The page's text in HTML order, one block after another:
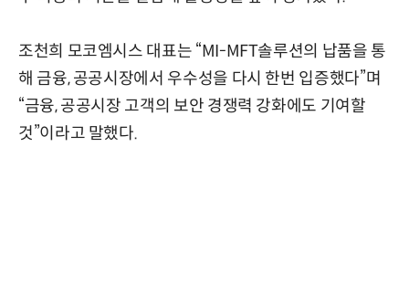
조천희 모코엠시스 대표는 “MI-MFT솔루션의 납품을 통
해 금융, 공공시장에서 우수성을 다시 한번 입증했다”며
“금융, 공공시장 고객의 보안 경쟁력 강화에도 기여할
것”이라고 말했다.